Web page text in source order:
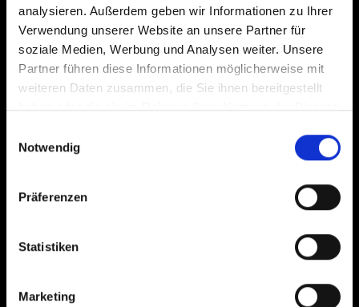
analysieren. Außerdem geben wir Informationen zu Ihrer
Verwendung unserer Website an unsere Partner für
soziale Medien, Werbung und Analysen weiter. Unsere
Partner führen diese Informationen möglicherweise mit
weiteren Daten zusammen, die Sie ihnen bereitgestellt
haben oder die sie im Rahmen Ihrer Nutzung der Dienste
Cookies, wenn Sie unsere Webseite weiterhin nutzen.
Notwendig
Präferenzen
Statistiken
Marketing
RSB FASTENING TECHNOLOGY
TECHMALUX®LIGHTING TECHNOLOGY
COMPETENCES
APPLICATIONS
PLANT CONSTRUCTION & INDUSTRIAL HYDRAULICS